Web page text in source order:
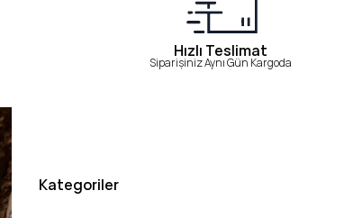
Hızlı Teslimat
Siparişiniz Aynı Gün Kargoda
Kategoriler